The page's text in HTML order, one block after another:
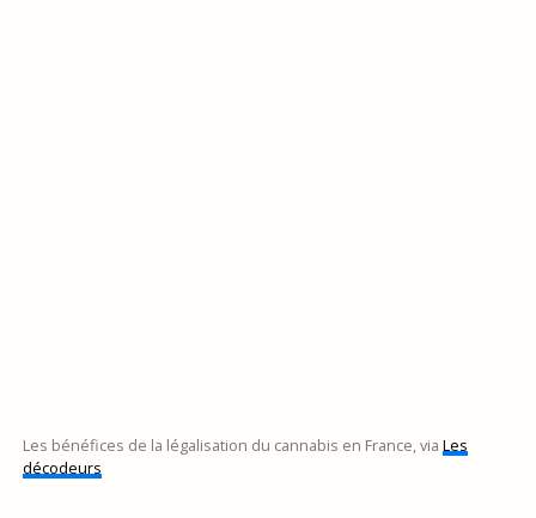
Les bénéfices de la légalisation du cannabis en France, via Les
décodeurs